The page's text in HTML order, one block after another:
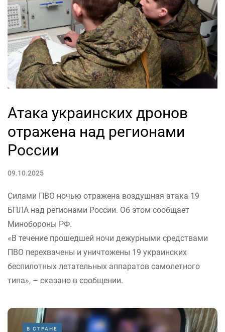
Атака украинских дронов
отражена над регионами
России
09.10.2025
Силами ПВО ночью отражена воздушная атака 19
БПЛА над регионами России. Об этом сообщает
Минобороны РФ.
«В течение прошедшей ночи дежурными средствами
ПВО перехвачены и уничтожены 19 украинских
беспилотных летательных аппаратов самолетного
типа», – сказано в сообщении.
В СТРАНЕ